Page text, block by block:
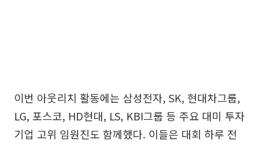
이번 아웃리치 활동에는 삼성전자, SK, 현대차그룹,
LG, 포스코, HD현대, LS, KBI그룹 등 주요 대미 투자
기업 고위 임원진도 함께했다. 이들은 대회 하루 전